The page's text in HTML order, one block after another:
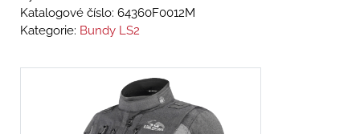
Katalogové číslo: 64360F0012M
Kategorie: Bundy LS2